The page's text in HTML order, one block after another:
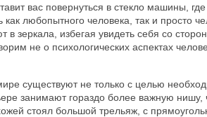
вас повернуться в стекло машины, где
любопытного человека, так и просто
зеркала, избегая увидеть себя со
не о психологических аспектах
существуют не только с целью
занимают гораздо более важную нишу,
стоял большой трельяж, с